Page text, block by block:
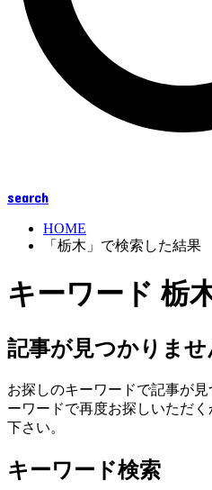
search
HOME
「栃木」で検索した結果
キーワード 栃
記事が見つかりませ
お探しのキーワードで記事が
ーワードで再度お探しいただ
下さい。
キーワード検索